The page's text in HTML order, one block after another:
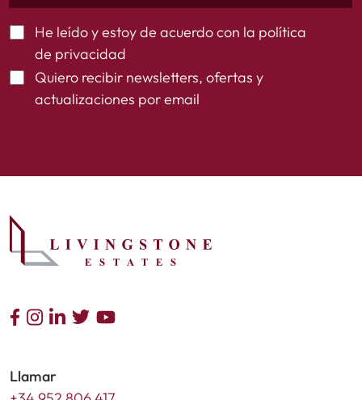
He leído y estoy de acuerdo con la política
de privacidad
Quiero recibir newsletters, ofertas y
actualizaciones por email
Llamar